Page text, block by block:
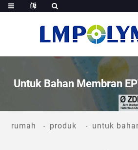
Untuk Bahan Membran
rumah produk untuk